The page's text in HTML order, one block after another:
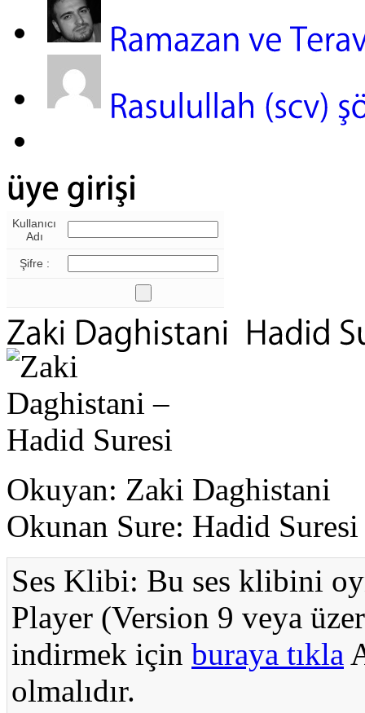
Kullanıcı
Adı
Şifre :
Okuyan: Zaki Daghistani
Okunan Sure: Hadid Suresi
Ses Klibi: Bu ses klibini
Player (Version 9 veya
indirmek için buraya tıkla
olmalıdır.